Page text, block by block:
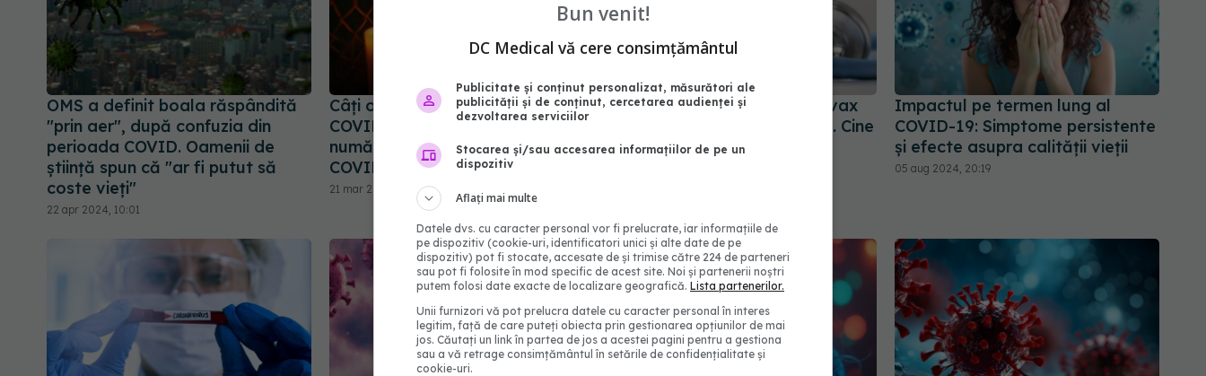
OMS a definit boala răspândită
"prin aer", după confuzia din
perioada COVID. Oamenii de
știință spun că "ar fi putut să
coste vieți"
22 apr 2024, 10:01
Câți oameni au murit, de fapt, de
COVID? Adevărul nespus despre
numărul real al deceselor
COVID-19
21 mar 2025, 16:32
FDA aprobă vaccinul Novavax
COVID, dar doar pentru unii. Cine
poate beneficia de el
Impactul pe termen lung al
COVID-19: Simptome persistente
și efecte asupra calității vieții
05 aug 2024, 20:19
Bun venit!
DC Medical vă cere consimțământul
Publicitate și conținut personalizat, măsurători ale
publicității și de conținut, cercetarea audienței și
dezvoltarea serviciilor
Stocarea și/sau accesarea informațiilor de pe un
dispozitiv
Aflați mai multe
Datele dvs. cu caracter personal vor fi prelucrate, iar informațiile de
pe dispozitiv (cookie-uri, identificatori unici și alte date de pe
dispozitiv) pot fi stocate, accesate de și trimise către 224 de parteneri
sau pot fi folosite în mod specific de acest site. Noi și partenerii noștri
putem folosi date exacte de localizare geografică. Lista partenerilor.
Unii furnizori vă pot prelucra datele cu caracter personal în interes
legitim, față de care puteți obiecta prin gestionarea opțiunilor de mai
jos. Căutați un link în partea de jos a acestei pagini pentru a gestiona
sau a vă retrage consimțământul în setările de confidențialitate și
cookie-uri.